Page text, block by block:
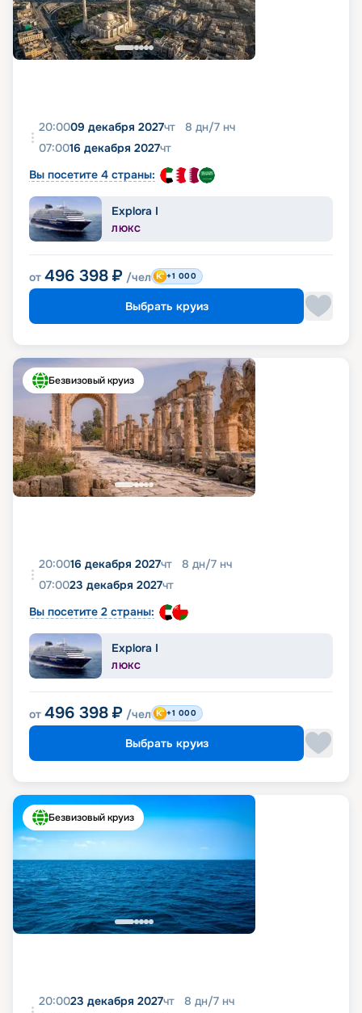
20:0009 декабря 2027чт 8 дн/7 нч
07:0016 декабря 2027чт
Вы посетите 4 страны:
Explora I
ЛЮКС
от 496 398 ₽ /чел +1 000
Выбрать круиз
Безвизовый круиз
20:0016 декабря 2027чт 8 дн/7 нч
07:0023 декабря 2027чт
Вы посетите 2 страны:
Explora I
ЛЮКС
от 496 398 ₽ /чел +1 000
Выбрать круиз
Безвизовый круиз
20:0023 декабря 2027чт 8 дн/7 нч